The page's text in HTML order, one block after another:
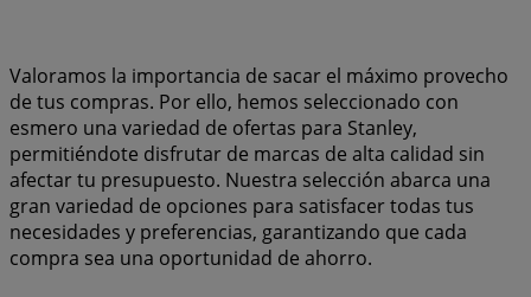
Valoramos la importancia de sacar el máximo provecho
de tus compras. Por ello, hemos seleccionado con
esmero una variedad de ofertas para Stanley,
permitiéndote disfrutar de marcas de alta calidad sin
afectar tu presupuesto. Nuestra selección abarca una
gran variedad de opciones para satisfacer todas tus
necesidades y preferencias, garantizando que cada
compra sea una oportunidad de ahorro.